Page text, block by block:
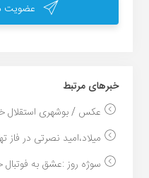
عضویت
خبر‌های مرتبط
عکس / بوشهری استقلال
میلاد،امید نصرتی در
سوژه روز :عشق به